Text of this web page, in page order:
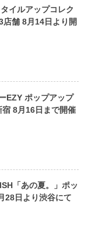
イルアップコレク
店舗 8月14日より開
EZY ポップアップ
8月16日まで開催
「あの夏。」ポッ
28日より渋谷にて